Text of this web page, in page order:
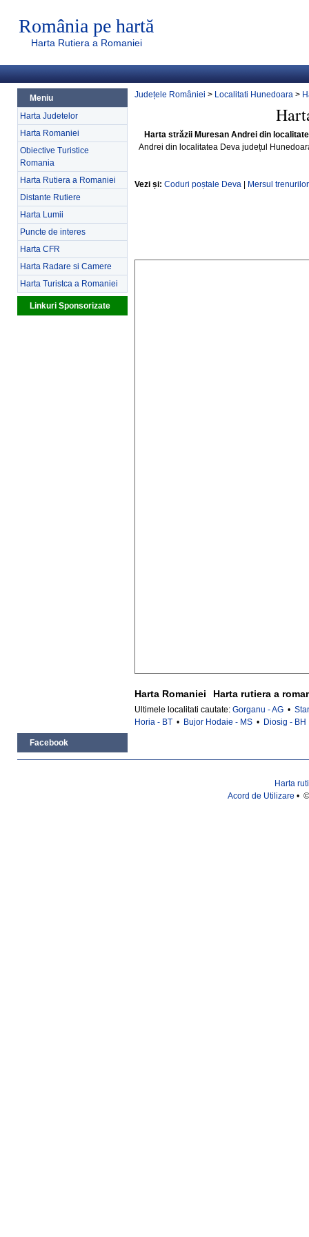
România pe hartă
Harta Rutiera a Romaniei
Meniu
Harta Judetelor
Harta Romaniei
Obiective Turistice
Romania
Harta Rutiera a Romaniei
Distante Rutiere
Harta Lumii
Puncte de interes
Harta CFR
Harta Radare si Camere
Harta Turistca a Romaniei
Linkuri Sponsorizate
Facebook
Județele României > Localitati Hunedoara >
Harta străzii Muresan Andrei din
Andrei din localitatea Deva județul
Vezi și: Coduri poștale Deva Mersul
Harta Romaniei Harta rutiera a
Ultimele localitati cautate: Gorganu - AG •
Horia - BT • Bujor Hodaie - MS • Diosig - BH
Harta
Acord de Utilizare •